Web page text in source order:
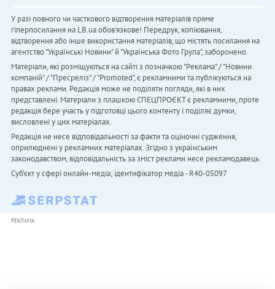
У разі повного чи часткового відтворення матеріалів пряме
гіперпосилання на LB.ua обов'язкове! Передрук, копіювання,
відтворення або інше використання матеріалів, що містять посилання на
агентство "Українськi Новини" й "Українська Фото Група", заборонено.
Матеріали, які розміщуються на сайті з позначкою "Реклама" / "Новини
компаній" / "Пресреліз" / "Promoted", є рекламними та публікуються на
правах реклами. Редакція може не поділяти погляди, які в них
представлені. Матеріали з плашкою СПЕЦПРОЄКТ є рекламними, проте
редакція бере участь у підготовці цього контенту і поділяє думки,
висловлені у цих матеріалах.
Редакція не несе відповідальності за факти та оціночні судження,
оприлюднені у рекламних матеріалах. Згідно з українським
законодавством, відповідальність за зміст реклами несе рекламодавець.
Cуб'єкт у сфері онлайн-медіа; ідентифікатор медіа - R40-05097
РЕКЛАМА